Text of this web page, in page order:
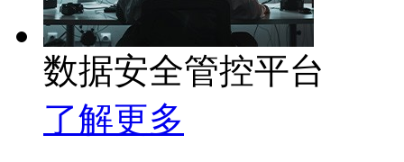
数据安全管控平台
了解更多